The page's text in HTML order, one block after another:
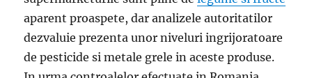
aparent proaspete, dar analizele autoritatilor
dezvaluie prezenta unor niveluri ingrijoratoare
de pesticide si metale grele in aceste produse.